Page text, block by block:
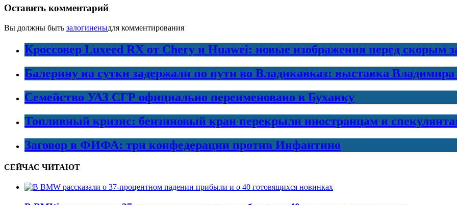
Оставить комментарий
Вы должны быть залогиненыдля комментирования
Кроссовер Luxeed RX от Chery и Huawei: новые изображения перед скорым
Балерину на сутки задержали по пути во Владикавказ: выставка
Семейство УАЗ СГР официально переименовано в Буханку
Топливный кризис: бензиновый кран перекрыли иностранцам и
Заговор в ФИФА: три конфедерации против Инфантино
СЕЙЧАС ЧИТАЮТ